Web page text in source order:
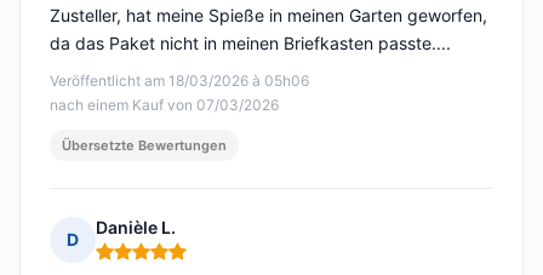
Veröffentlicht am 18/03/2026 à 05h06
nach einem Kauf von 07/03/2026
Zusteller, hat meine Spieße in meinen Garten geworfen,
da das Paket nicht in meinen Briefkasten passte....
Übersetzte Bewertungen
D
Danièle L.
Hinweis: 5 von 5